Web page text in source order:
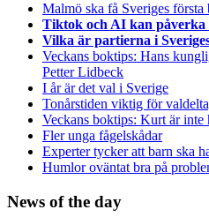
Malmö ska få Sveriges första
Tiktok och AI kan påverka
Vilka är partierna i
Veckans boktips: Hans
Petter Lidbeck
I år är det val i Sverige
Tonårstiden viktig för
Veckans boktips: Kurt är
Fler unga fågelskådar
Experter tycker att barn ska
Humlor oväntat bra på
News of the day